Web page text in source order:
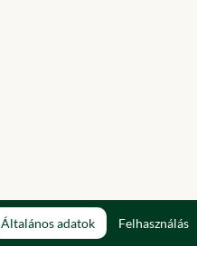
Általános adatok Felhasználás